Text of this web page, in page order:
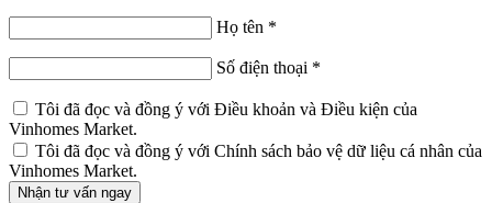
Họ tên *
Số điện thoại *
Tôi đã đọc và đồng ý với Điều khoản và Điều kiện của
Vinhomes Market.
Tôi đã đọc và đồng ý với Chính sách bảo vệ dữ liệu cá nhân của
Vinhomes Market.
Nhận tư vấn ngay